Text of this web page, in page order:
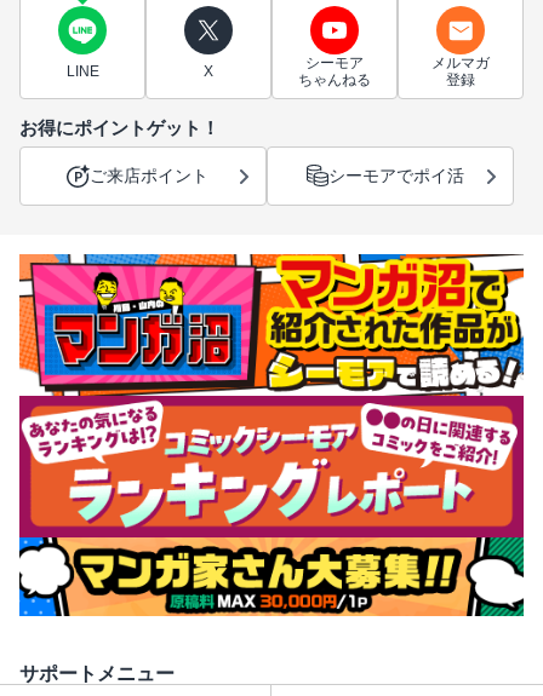
LINE X
シーモア
ちゃんねる
メルマガ
登録
お得にポイントゲット！
ご来店ポイント シーモアでポイ活
サポートメニュー